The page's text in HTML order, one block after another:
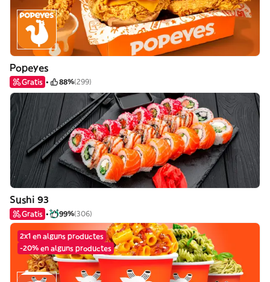
Popeyes
Gratis 88%(299)
Sushi 93
Gratis 99%(306)
2x1 en alguns productes
-20% en alguns productes